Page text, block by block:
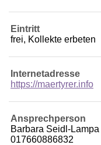
Eintritt
frei, Kollekte erbeten
Internetadresse
https://maertyrer.info
Ansprechperson
Barbara Seidl-Lampa
017660886832